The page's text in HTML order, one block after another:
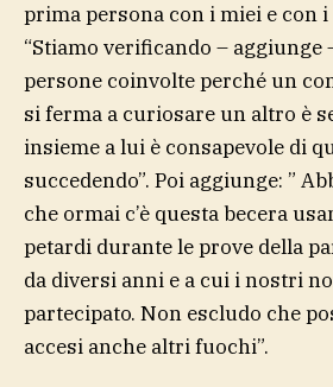
prima persona con i miei e con i
“Stiamo verificando – aggiunge
persone coinvolte perché un
si ferma a curiosare un altro è
insieme a lui è consapevole di
succedendo”. Poi aggiunge: ”
che ormai c’è questa becera
petardi durante le prove della
da diversi anni e a cui i nostri
partecipato. Non escludo che
accesi anche altri fuochi”.